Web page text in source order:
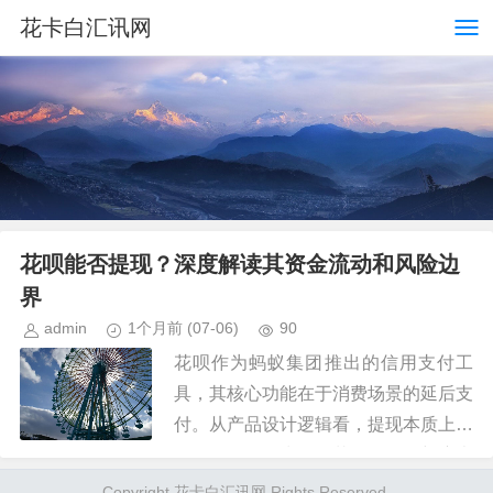
花卡白汇讯网
花呗能否提现？深度解读其资金流动和风险边
界
admin 1个月前 (07-06) 90
花呗作为蚂蚁集团推出的信用支付工
具，其核心功能在于消费场景的延后支
付。从产品设计逻辑看，提现本质上属
质是消费授信而非现金提取。平台通过